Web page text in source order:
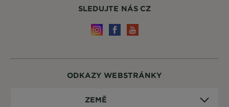
ODKAZY WEBSTRÁNKY
ZEMĚ
SLEDUJTE NÁS CZ